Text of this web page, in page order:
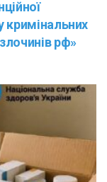
кримінальних
рф»